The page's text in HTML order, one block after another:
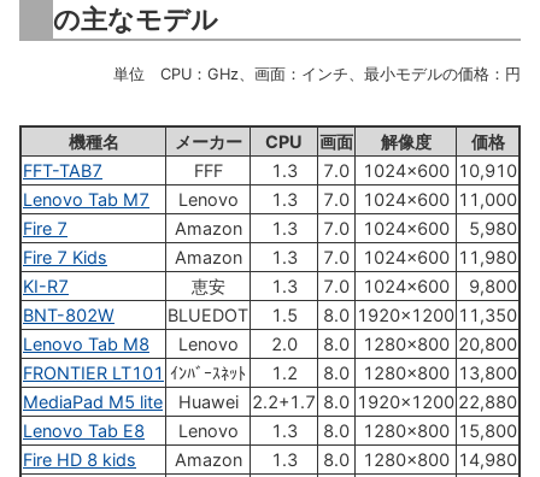
の主なモデル
単位 CPU：GHz、画面：インチ、最小モデルの価格：円
機種名 メーカー CPU 画面 解像度
価格
FFT-TAB7
FFF 1.3 7.0 1024×600 10,910
Lenovo Tab M7
Lenovo 1.3 7.0 1024×600 11,000
Fire 7
Amazon 1.3 7.0 1024×600 5,980
Fire 7 Kids
Amazon 1.3 7.0 1024×600 11,980
KI-R7
恵安 1.3 7.0 1024×600 9,800
BNT-802W
BLUEDOT 1.5 8.0 1920×1200 11,350
Lenovo Tab M8
Lenovo 2.0 8.0 1280×800 20,800
FRONTIER LT101 ｲﾝﾊﾞｰｽﾈｯﾄ 1.2 8.0 1280×800 13,800
MediaPad M5 lite
Huawei 2.2+1.7 8.0 1920×1200 22,880
Lenovo Tab E8
Lenovo 1.3 8.0 1280×800 15,800
Fire HD 8 kids
Amazon 1.3 8.0 1280×800 14,980